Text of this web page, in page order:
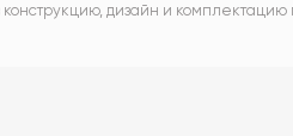
дизайн и